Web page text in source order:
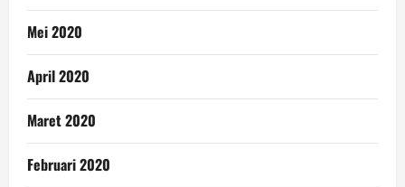
Mei 2020
April 2020
Maret 2020
Februari 2020